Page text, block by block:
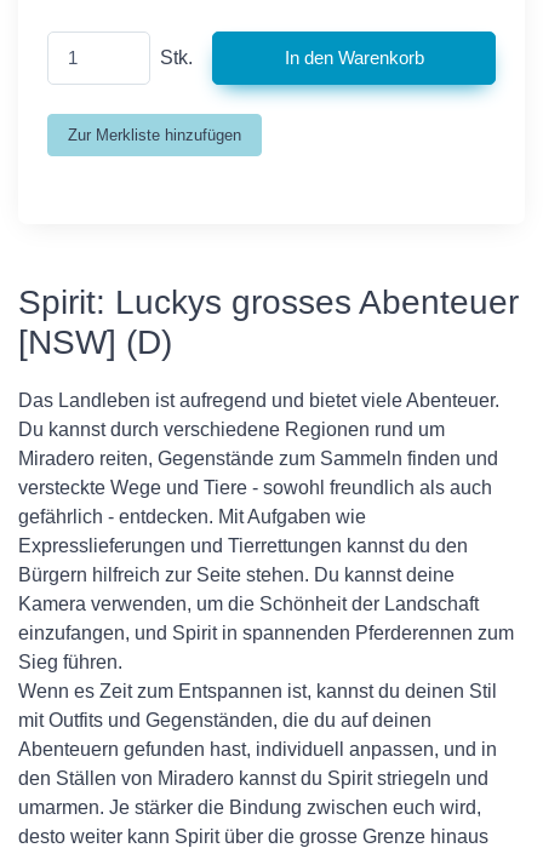
Stk.
Spirit: Luckys grosses Abenteuer
[NSW] (D)
Das Landleben ist aufregend und bietet viele Abenteuer.
Du kannst durch verschiedene Regionen rund um
Miradero reiten, Gegenstände zum Sammeln finden und
versteckte Wege und Tiere - sowohl freundlich als auch
gefährlich - entdecken. Mit Aufgaben wie
Expresslieferungen und Tierrettungen kannst du den
Bürgern hilfreich zur Seite stehen. Du kannst deine
Kamera verwenden, um die Schönheit der Landschaft
einzufangen, und Spirit in spannenden Pferderennen zum
Sieg führen.
Wenn es Zeit zum Entspannen ist, kannst du deinen Stil
mit Outfits und Gegenständen, die du auf deinen
Abenteuern gefunden hast, individuell anpassen, und in
den Ställen von Miradero kannst du Spirit striegeln und
umarmen. Je stärker die Bindung zwischen euch wird,
desto weiter kann Spirit über die grosse Grenze hinaus